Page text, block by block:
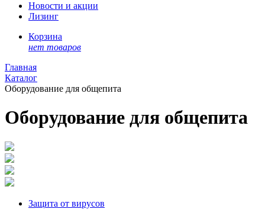
Новости и акции
Лизинг
Корзина
нет товаров
Главная
Каталог
Оборудование для общепита
Оборудование для общепита
Защита от вирусов